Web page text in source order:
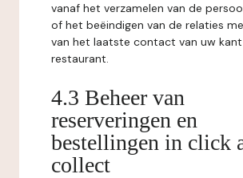
vanaf het verzamelen van de
of het beëindigen van de relaties
van het laatste contact van uw
restaurant.
4.3 Beheer van
reserveringen en
bestellingen in click
collect